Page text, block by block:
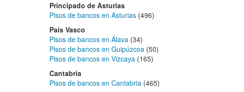
Principado de Asturias
Pisos de bancos en Asturias (496)
País Vasco
Pisos de bancos en Álava (34)
Pisos de bancos en Guipúzcoa (50)
Pisos de bancos en Vizcaya (165)
Cantabria
Pisos de bancos en Cantabria (465)